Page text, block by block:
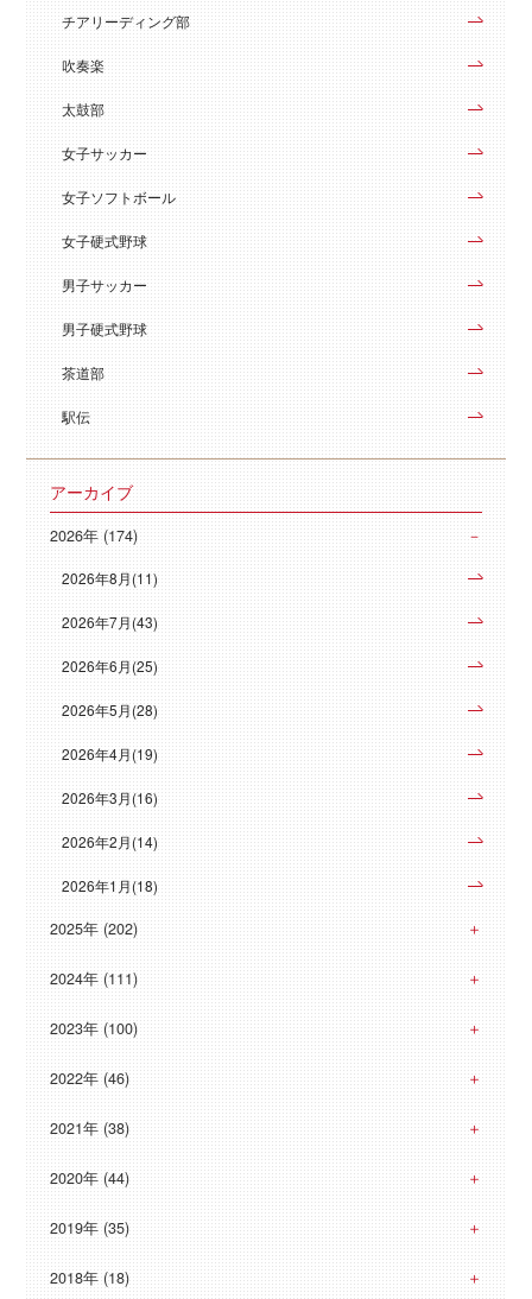
チアリーディング部
吹奏楽
太鼓部
女子サッカー
女子ソフトボール
女子硬式野球
男子サッカー
男子硬式野球
茶道部
駅伝
アーカイブ
2026年 (174)
2026年8月(11)
2026年7月(43)
2026年6月(25)
2026年5月(28)
2026年4月(19)
2026年3月(16)
2026年2月(14)
2026年1月(18)
2025年 (202)
2024年 (111)
2023年 (100)
2022年 (46)
2021年 (38)
2020年 (44)
2019年 (35)
2018年 (18)